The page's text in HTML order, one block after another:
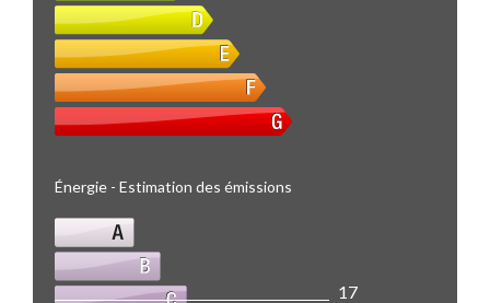
Énergie - Estimation des émissions
17